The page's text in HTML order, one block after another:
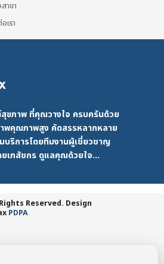
าขา
เรา
ภาพ ที่คุณวางใจ ครบครันด้วย
พคุณภาพสูง คัดสรรหลากหลาย
ริการโดยทีมงานผู้เชี่ยวชาญ
ยเภสัชกร ดูแลคุณด้วยใจ...
Reserved. Design
PDPA